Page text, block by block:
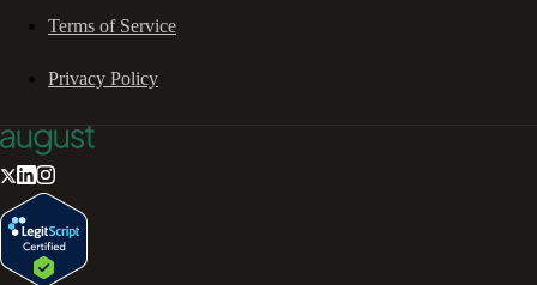
Terms of Service
Privacy Policy